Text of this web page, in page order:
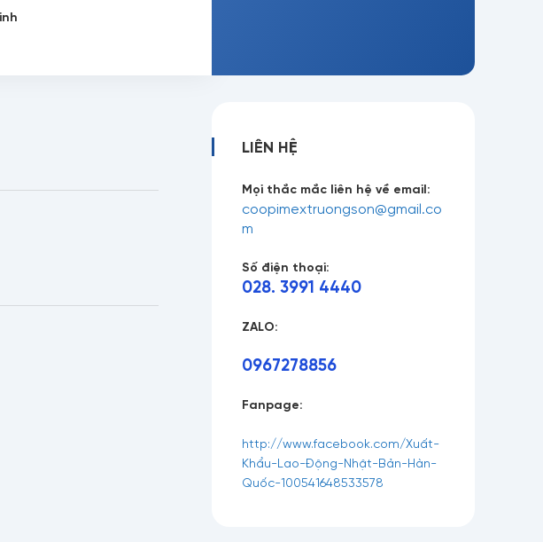
LIÊN HỆ
Mọi thắc mắc liên hệ về email:
coopimextruongson@gmail.co
m
Số điện thoại:
028. 3991 4440
ZALO:
0967278856
Fanpage:
http://www.facebook.com/Xuất-
Khẩu-Lao-Động-Nhật-Bản-Hàn-
Quốc-100541648533578